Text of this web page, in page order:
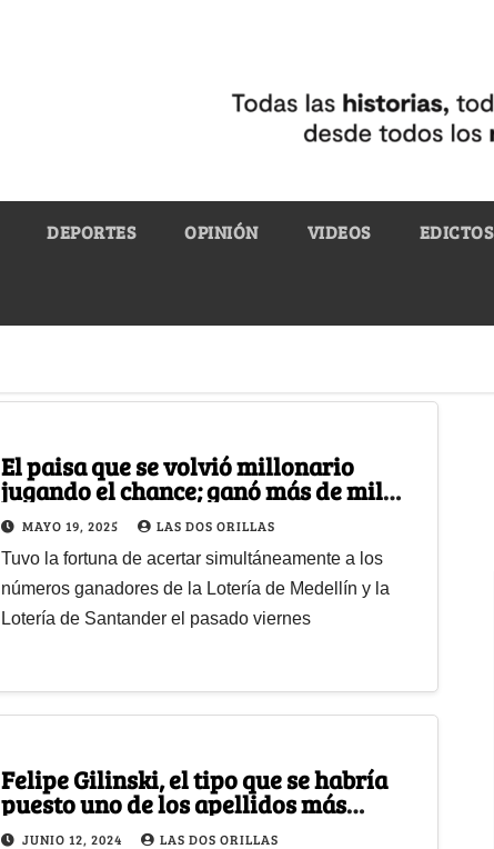
DEPORTES OPINIÓN VIDEOS EDICTOS
El paisa que se volvió millonario
jugando el chance; ganó más de mil
millones de pesos
MAYO 19, 2025 LAS DOS ORILLAS
Tuvo la fortuna de acertar simultáneamente a los
números ganadores de la Lotería de Medellín y la
Lotería de Santander el pasado viernes
Felipe Gilinski, el tipo que se habría
puesto uno de los apellidos más
famosos para tumbar personas
JUNIO 12, 2024 LAS DOS ORILLAS